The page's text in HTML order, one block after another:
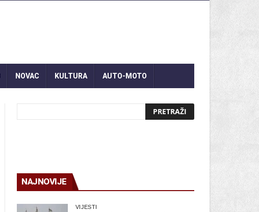
NOVAC KULTURA AUTO-MOTO
NAJNOVIJE
VIJESTI